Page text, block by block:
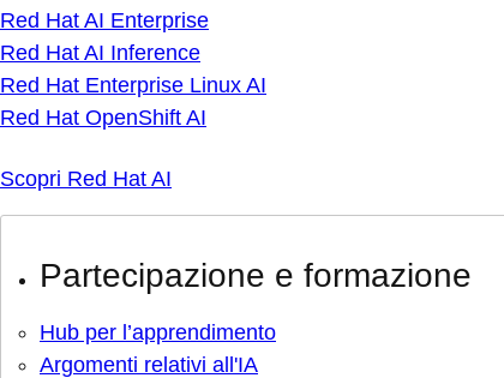
Red Hat AI Enterprise
Red Hat AI Inference
Red Hat Enterprise Linux AI
Red Hat OpenShift AI
Scopri Red Hat AI
Partecipazione e formazione
Hub per l’apprendimento
Argomenti relativi all'IA